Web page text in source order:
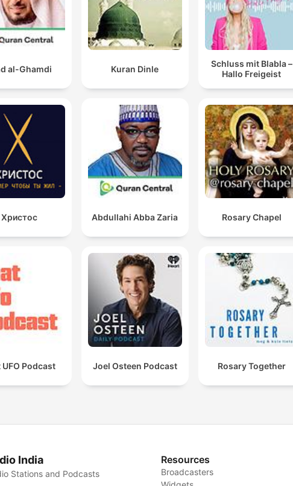
al-Ghamdi Kuran Dinle
Schluss mit Blabla –
Hallo Freigeist
Христос Abdullahi Abba Zaria Rosary Chapel
Podcast Joel Osteen Podcast Rosary Together
India
Stations and Podcasts
Resources
Broadcasters